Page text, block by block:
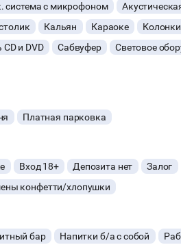
столы/стулья/мусорные пакеты/
свободна ли интересующая вас
!
система с микрофоном
Кальян Караоке Колонки
и DVD Сабвуфер Световое
Платная парковка
Вход 18+ Депозита нет Залог
конфетти/хлопушки
бар Напитки б/а с собой